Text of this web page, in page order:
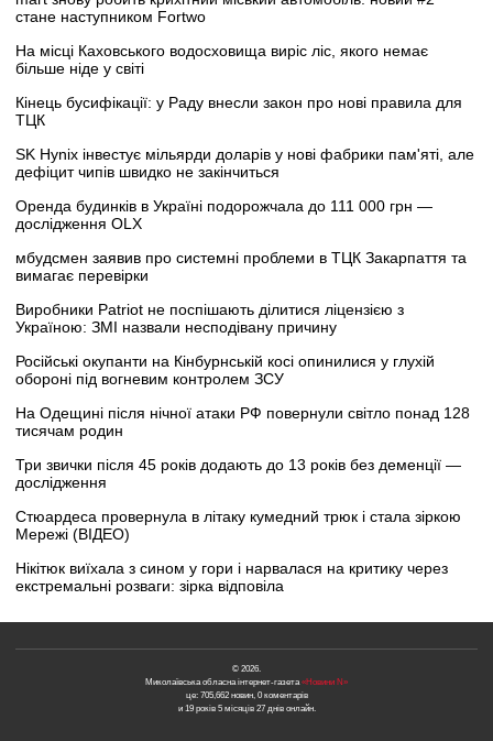
стане наступником Fortwo
На місці Каховського водосховища виріс ліс, якого немає
більше ніде у світі
Кінець бусифікації: у Раду внесли закон про нові правила для
ТЦК
SK Hynix інвестує мільярди доларів у нові фабрики пам'яті, але
дефіцит чипів швидко не закінчиться
Оренда будинків в Україні подорожчала до 111 000 грн —
дослідження OLX
мбудсмен заявив про системні проблеми в ТЦК Закарпаття та
вимагає перевірки
Виробники Patriot не поспішають ділитися ліцензією з
Україною: ЗМІ назвали несподівану причину
Російські окупанти на Кінбурнській косі опинилися у глухій
обороні під вогневим контролем ЗСУ
На Одещині після нічної атаки РФ повернули світло понад 128
тисячам родин
Три звички після 45 років додають до 13 років без деменції —
дослідження
Стюардеса провернула в літаку кумедний трюк і стала зіркою
Мережі (ВІДЕО)
Нікітюк виїхала з сином у гори і нарвалася на критику через
екстремальні розваги: зірка відповіла
© 2026.
Миколаївська обласна інтернет-газета «Новини N»
це: 705,662 новин, 0 коментарів
и 19 років 5 місяців 27 днів онлайн.